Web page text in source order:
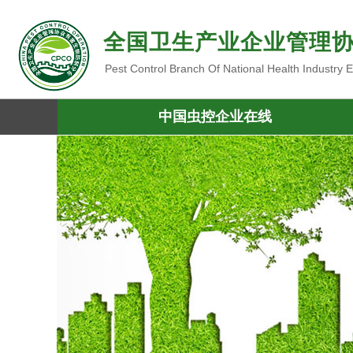
全国卫生产业企业管理
Pest Control Branch Of National Health Industry
中国虫控企业在线